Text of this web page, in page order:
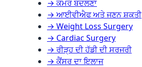
→ ਕਮਰ ਬਦਲਣਾ
→ ਆਈਵੀਐਫ ਅਤੇ ਜਣਨ ਸ਼ਕਤੀ
→ Weight Loss Surgery
→ Cardiac Surgery
→ ਰੀੜ੍ਹ ਦੀ ਹੱਡੀ ਦੀ ਸਰਜਰੀ
→ ਕੈਂਸਰ ਦਾ ਇਲਾਜ